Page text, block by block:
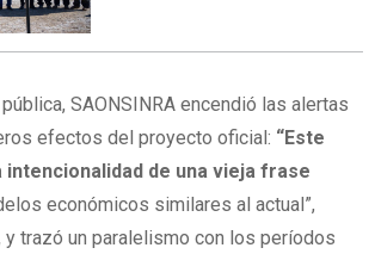
SAONSINRA encendió las alertas
efectos del proyecto oficial: “Este
de una vieja frase
económicos similares al actual”,
trazó un paralelismo con los períodos